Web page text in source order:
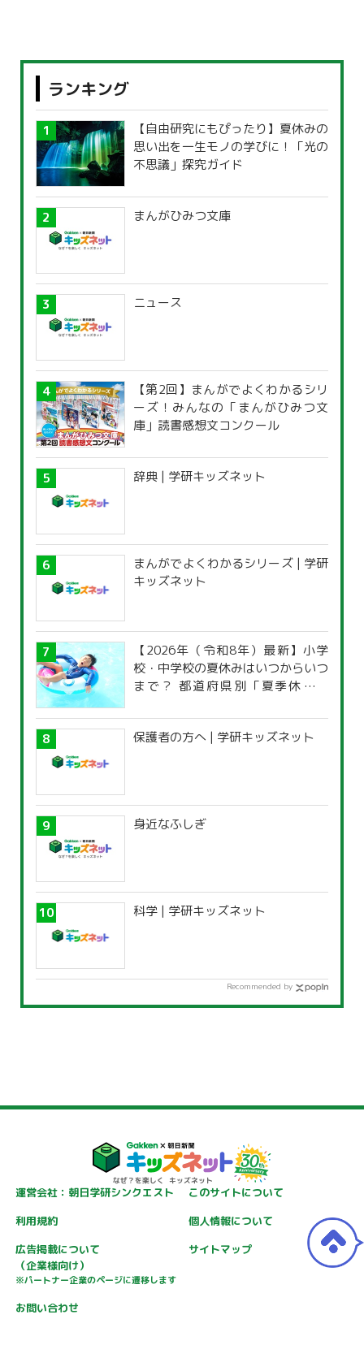
ランキング
【自由研究にもぴったり】夏休みの
思い出を一生モノの学びに！「光の
不思議」探究ガイド
まんがひみつ文庫
ニュース
【第2回】まんがでよくわかるシリ
ーズ！みんなの「まんがひみつ文
庫」読書感想文コンクール
辞典 | 学研キッズネット
まんがでよくわかるシリーズ | 学研
キッズネット
【2026年（令和8年）最新】小学
校・中学校の夏休みはいつからいつ
まで？ 都道府県別「夏季休暇一
保護者の方へ | 学研キッズネット
身近なふしぎ
科学 | 学研キッズネット
Recommended by
運営会社：朝日学研シンクエスト
このサイトについて
利用規約
個人情報について
広告掲載について
（企業様向け）
※パートナー企業のページに遷移します
サイトマップ
お問い合わせ